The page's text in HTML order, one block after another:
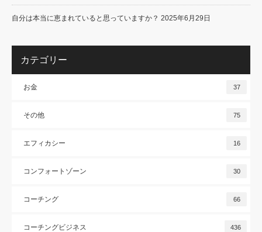
自分は本当に恵まれていると思っていますか？ 2025年6月29日
カテゴリー
お金 37
その他 75
エフィカシー 16
コンフォートゾーン 30
コーチング 66
コーチングビジネス 436